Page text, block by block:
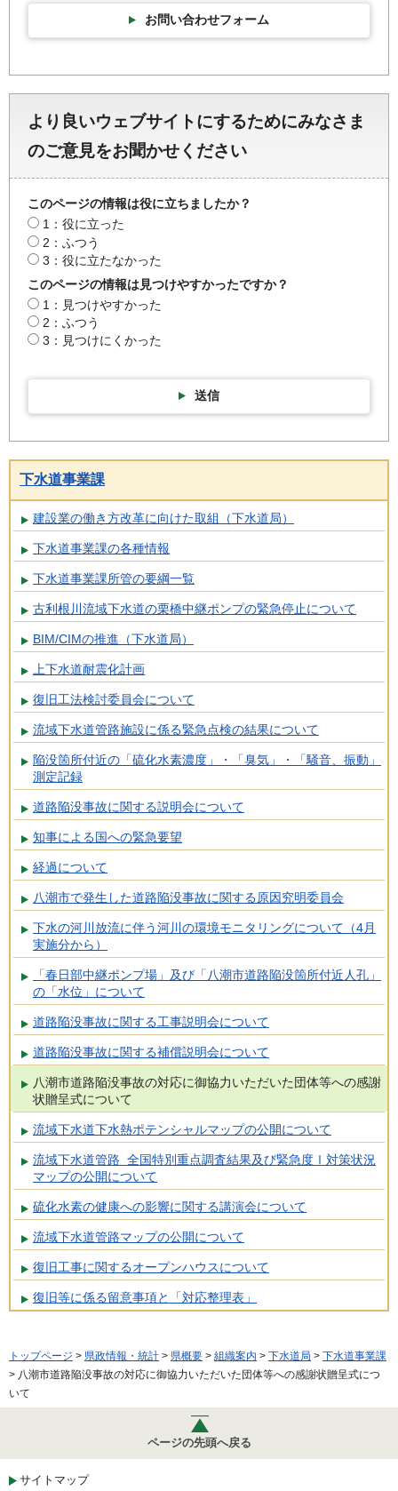
お問い合わせフォーム
より良いウェブサイトにするためにみなさま
のご意見をお聞かせください
このページの情報は役に立ちましたか？
1：役に立った
2：ふつう
3：役に立たなかった
このページの情報は見つけやすかったですか？
1：見つけやすかった
2：ふつう
3：見つけにくかった
送信
下水道事業課
建設業の働き方改革に向けた取組（下水道局）
下水道事業課の各種情報
下水道事業課所管の要綱一覧
古利根川流域下水道の栗橋中継ポンプの緊急停止について
BIM/CIMの推進（下水道局）
上下水道耐震化計画
復旧工法検討委員会について
流域下水道管路施設に係る緊急点検の結果について
陥没箇所付近の「硫化水素濃度」・「臭気」・「騒音、振動」
測定記録
道路陥没事故に関する説明会について
知事による国への緊急要望
経過について
八潮市で発生した道路陥没事故に関する原因究明委員会
下水の河川放流に伴う河川の環境モニタリングについて（4月
実施分から）
「春日部中継ポンプ場」及び「八潮市道路陥没箇所付近人孔」
の「水位」について
道路陥没事故に関する工事説明会について
道路陥没事故に関する補償説明会について
八潮市道路陥没事故の対応に御協力いただいた団体等への感謝
状贈呈式について
流域下水道下水熱ポテンシャルマップの公開について
流域下水道管路 全国特別重点調査結果及び緊急度Ⅰ対策状況
マップの公開について
硫化水素の健康への影響に関する講演会について
流域下水道管路マップの公開について
復旧工事に関するオープンハウスについて
復旧等に係る留意事項と「対応整理表」
トップページ > 県政情報・統計 > 県概要 > 組織案内 > 下水道局 > 下水道事業課
> 八潮市道路陥没事故の対応に御協力いただいた団体等への感謝状贈呈式につ
いて
ページの先頭へ戻る
サイトマップ